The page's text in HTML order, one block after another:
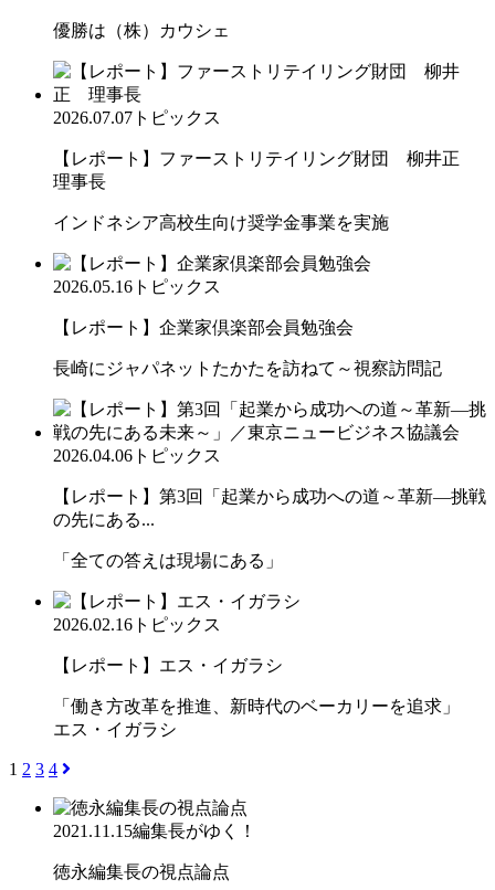
優勝は（株）カウシェ
2026.07.07 トピックス
【レポート】ファーストリテイリング財団 柳井正
理事長
インドネシア高校生向け奨学金事業を実施
2026.05.16 トピックス
【レポート】企業家倶楽部会員勉強会
長崎にジャパネットたかたを訪ねて～視察訪問記
2026.04.06 トピックス
【レポート】第3回「起業から成功への道～革新―挑戦
の先にある...
「全ての答えは現場にある」
2026.02.16 トピックス
【レポート】エス・イガラシ
「働き方改革を推進、新時代のベーカリーを追求」
エス・イガラシ
1 2 3 4
2021.11.15編集長がゆく！
徳永編集長の視点論点